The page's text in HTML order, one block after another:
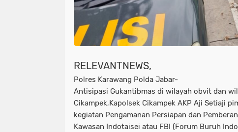
RELEVANTNEWS,
Polres Karawang Polda Jabar-
Antisipasi Gukantibmas di wilayah obvit dan
Cikampek,Kapolsek Cikampek AKP Aji Setiaji
kegiatan Pengamanan Persiapan dan
Kawasan Indotaisei atau FBI (Forum Buruh